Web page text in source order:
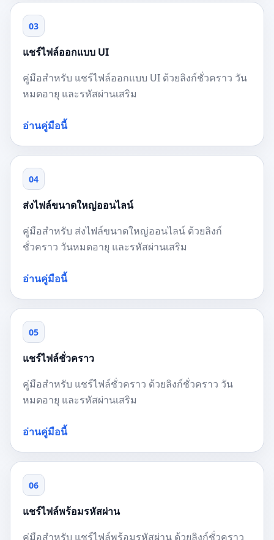
03
แชร์ไฟล์ออกแบบ UI
คู่มือสำหรับ แชร์ไฟล์ออกแบบ UI ด้วยลิงก์ชั่วคราว วัน
หมดอายุ และรหัสผ่านเสริม
อ่านคู่มือนี้
04
ส่งไฟล์ขนาดใหญ่ออนไลน์
คู่มือสำหรับ ส่งไฟล์ขนาดใหญ่ออนไลน์ ด้วยลิงก์
ชั่วคราว วันหมดอายุ และรหัสผ่านเสริม
อ่านคู่มือนี้
05
แชร์ไฟล์ชั่วคราว
คู่มือสำหรับ แชร์ไฟล์ชั่วคราว ด้วยลิงก์ชั่วคราว วัน
หมดอายุ และรหัสผ่านเสริม
อ่านคู่มือนี้
06
แชร์ไฟล์พร้อมรหัสผ่าน
คู่มือสำหรับ แชร์ไฟล์พร้อมรหัสผ่าน ด้วยลิงก์ชั่วคราว